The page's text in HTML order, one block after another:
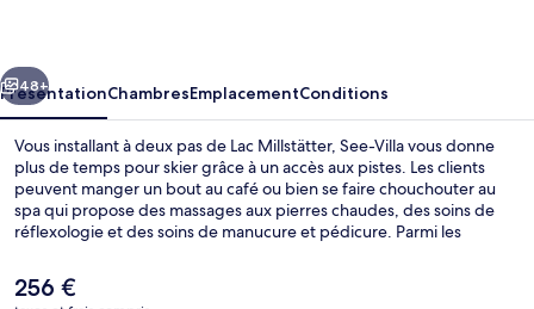
Suivant
48+
PrésentationChambresEmplacementConditions
Vous installant à deux pas de Lac Millstätter, See-Villa vous donne
plus de temps pour skier grâce à un accès aux pistes. Les clients
peuvent manger un bout au café ou bien se faire chouchouter au
spa qui propose des massages aux pierres chaudes, des soins de
réflexologie et des soins de manucure et pédicure. Parmi les
de fitness et un sauna.
Le
prix
256 €